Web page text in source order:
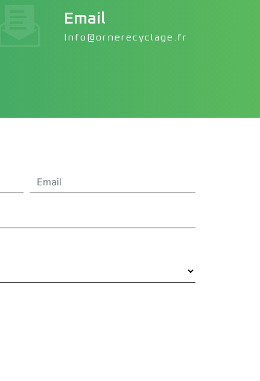
Email
info@ornerecyclage.fr